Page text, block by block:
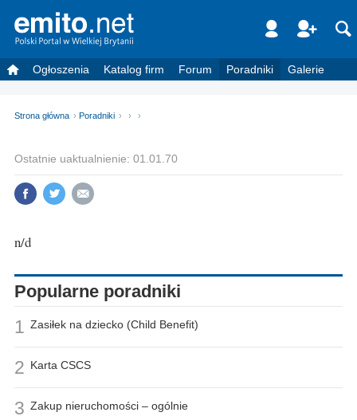
Ogłoszenia Katalog firm Forum Poradniki Galerie
Strona główna Poradniki
Ostatnie uaktualnienie: 01.01.70
n/d
Popularne poradniki
1 Zasiłek na dziecko (Child Benefit)
2 Karta CSCS
3 Zakup nieruchomości – ogólnie